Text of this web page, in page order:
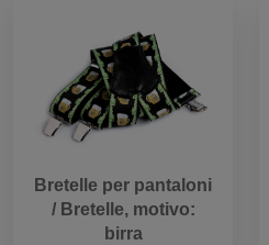
Bretelle per pantaloni
/ Bretelle, motivo:
birra